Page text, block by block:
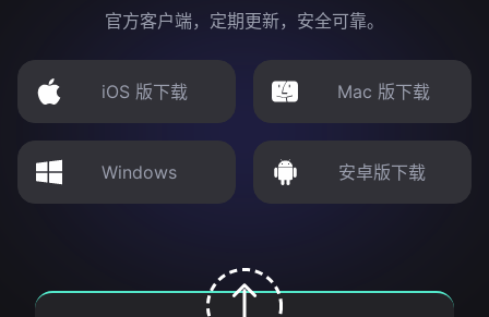
官方客户端，定期更新，安全可靠。
iOS 版下载 Mac 版下载
Windows 安卓版下载